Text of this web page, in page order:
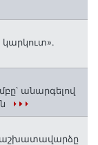
անարգելով
աշխատավարձը